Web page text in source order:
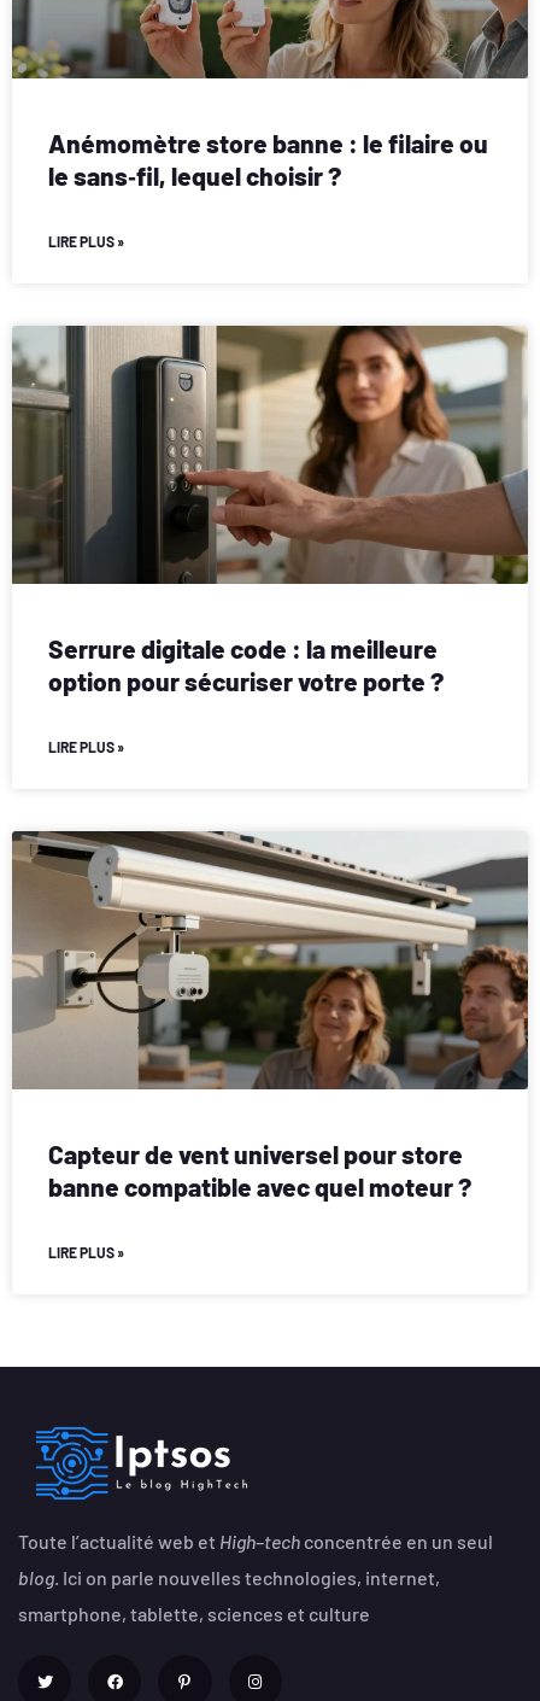
Anémomètre store banne : le filaire ou
le sans‑fil, lequel choisir ?
LIRE PLUS »
Serrure digitale code : la meilleure
option pour sécuriser votre porte ?
LIRE PLUS »
Capteur de vent universel pour store
banne compatible avec quel moteur ?
LIRE PLUS »
Toute l’actualité web et High–tech concentrée en un seul
blog . Ici on parle nouvelles technologies, internet,
smartphone, tablette, sciences et culture